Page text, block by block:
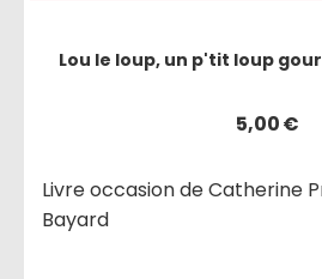
Lou le loup, un p'tit loup
5,00€
Livre occasion de Catherine
Bayard